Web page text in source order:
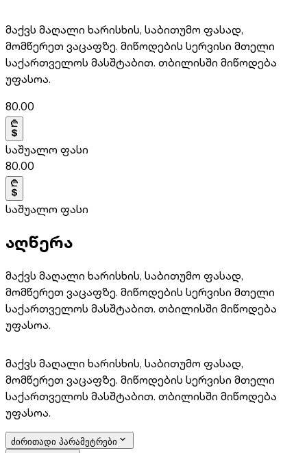
მაქვს მაღალი ხარისხის, საბითუმო ფასად,
მომწერეთ ვაცაფზე. მიწოდების სერვისი მთელი
საქართველოს მასშტაბით. თბილისში მიწოდება
უფასოა.
80.00
საშუალო ფასი
80.00
საშუალო ფასი
აღწერა
მაქვს მაღალი ხარისხის, საბითუმო ფასად,
მომწერეთ ვაცაფზე. მიწოდების სერვისი მთელი
საქართველოს მასშტაბით. თბილისში მიწოდება
უფასოა.
მაქვს მაღალი ხარისხის, საბითუმო ფასად,
მომწერეთ ვაცაფზე. მიწოდების სერვისი მთელი
საქართველოს მასშტაბით. თბილისში მიწოდება
უფასოა.
ძირითადი პარამეტრები